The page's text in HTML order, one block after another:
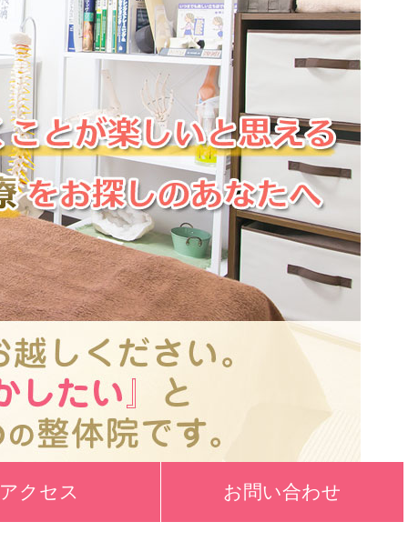
アクセス お問い合わせ